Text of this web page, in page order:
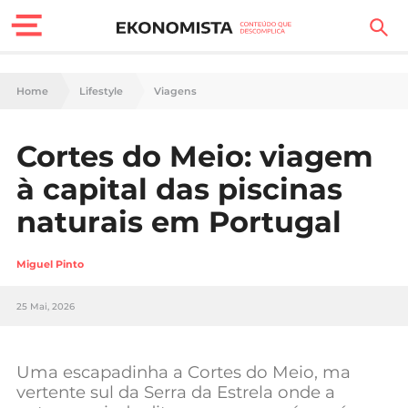
Finanças Pessoais
Carreira
Casa
Lifestyle
Sociedade
Negócios
Home Lifestyle Viagens
Cortes do Meio: viagem
à capital das piscinas
naturais em Portugal
Miguel Pinto
25 Mai, 2026
Uma escapadinha a Cortes do Meio, ma
vertente sul da Serra da Estrela onde a